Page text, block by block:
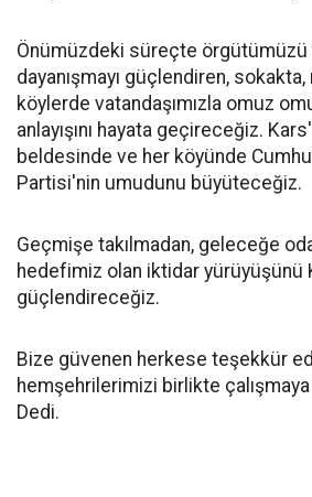
Önümüzdeki süreçte örgütümüzü
dayanışmayı güçlendiren,
köylerde vatandaşımızla omuz
anlayışını hayata geçireceğiz.
beldesinde ve her köyünde
Partisi'nin umudunu büyüteceğiz.
Geçmişe takılmadan, geleceğe
hedefimiz olan iktidar yürüyüşünü
güçlendireceğiz.
Bize güvenen herkese teşekkür
hemşehrilerimizi birlikte
Dedi.